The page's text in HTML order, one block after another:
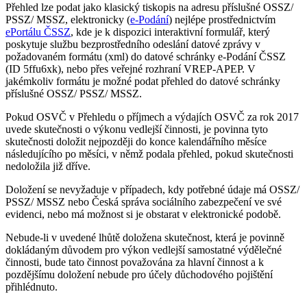
Přehled lze podat jako klasický tiskopis na adresu příslušné OSSZ/
PSSZ/ MSSZ, elektronicky (e-Podání) nejlépe prostřednictvím
ePortálu ČSSZ, kde je k dispozici interaktivní formulář, který
poskytuje službu bezprostředního odeslání datové zprávy v
požadovaném formátu (xml) do datové schránky e-Podání ČSSZ
(ID 5ffu6xk), nebo přes veřejné rozhraní VREP-APEP. V
jakémkoliv formátu je možné podat přehled do datové schránky
příslušné OSSZ/ PSSZ/ MSSZ.
Pokud OSVČ v Přehledu o příjmech a výdajích OSVČ za rok 2017
uvede skutečnosti o výkonu vedlejší činnosti, je povinna tyto
skutečnosti doložit nejpozději do konce kalendářního měsíce
následujícího po měsíci, v němž podala přehled, pokud skutečnosti
nedoložila již dříve.
Doložení se nevyžaduje v případech, kdy potřebné údaje má OSSZ/
PSSZ/ MSSZ nebo Česká správa sociálního zabezpečení ve své
evidenci, nebo má možnost si je obstarat v elektronické podobě.
Nebude-li v uvedené lhůtě doložena skutečnost, která je povinně
dokládaným důvodem pro výkon vedlejší samostatné výdělečné
činnosti, bude tato činnost považována za hlavní činnost a k
pozdějšímu doložení nebude pro účely důchodového pojištění
přihlédnuto.